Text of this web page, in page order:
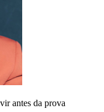
antes da prova